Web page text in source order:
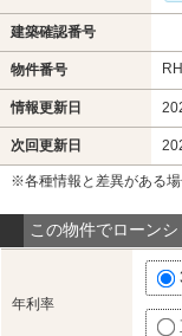
建築確認番号
物件番号
情報更新日
次回更新日
※各種情報と差異がある
この物件でローン
年利率